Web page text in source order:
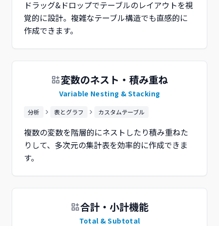
ドラッグ&ドロップでテーブルのレイアウトを視
覚的に設計。複雑なテーブル構造でも直感的に
作成できます。
変数のネスト・積み重ね
Variable Nesting & Stacking
分析 表とグラフ カスタムテーブル
複数の変数を階層的にネストしたり積み重ねた
りして、多次元の集計表を効率的に作成できま
す。
合計・小計機能
Total & Subtotal